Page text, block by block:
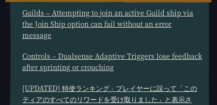
Guilds – Attempting to join an active Guild ship via
the Join Ship option can fail without an error
message
Controls – Dualsense Adaptive Triggers lose feedback
after sprinting or crouching
[UPDATED] 特使ランキング - プレイヤーに誤って「この
ティアのすべてのリワードを受け取りました」と表示さ